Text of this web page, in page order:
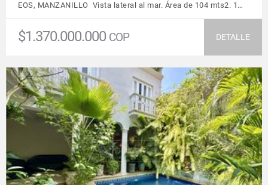
EOS, MANZANILLO Vista lateral al mar. Área de 104 mts2. 1…
$1.370.000.000 COP DETALLE
VER DETALLES